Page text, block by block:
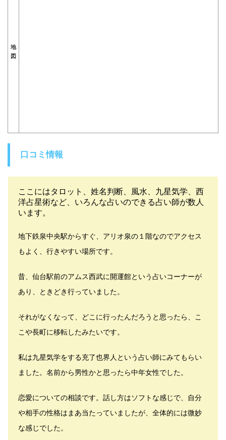
地
図
口コミ情報
ここにはタロット、姓名判断、風水、九星気学、西
洋占星術など、いろんな占いのできる占い師が数人
います。
地下鉄泉中央駅からすぐ、アリオ泉の１階なのでアクセス
もよく、行きやすい場所です。
昔、仙台駅前のアムス西武に開運館という占いコーナーが
あり、ときどき行っていました。
それがなくなって、どこに行ったんだろうと思ったら、こ
こや長町に移転したみたいです。
私は九星気学をする充了也界人という占い師にみてもらい
ました。名前から男性かと思ったら中年女性でした。
恋愛についての相談です。話し方はソフトな感じで、自分
や相手の性格はまあ当たっていましたが、全体的には微妙
な感じでした。